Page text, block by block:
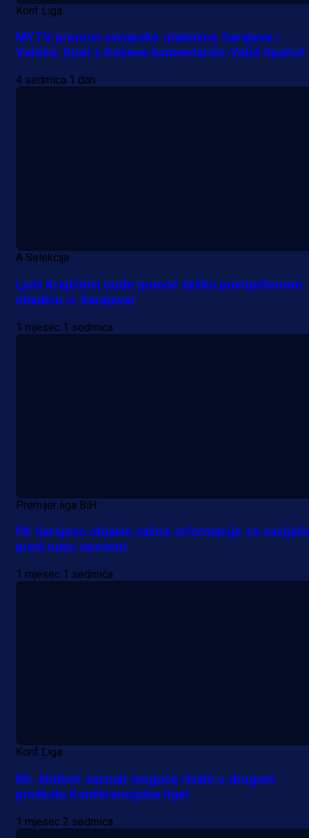
Konf Liga
MYTV prenosi evropske utakmice Sarajeva i
Veleža: Duel s Koševa komentariše Velid Spaho!
4 sedmica 1 dan
A Selekcija
Ljuti Krajišnici nude pomoć teško povrijeđenom
mladiću iz Sarajeva!
1 mjesec 1 sedmica
Premijer liga BiH
FK Sarajevo objavio važne informacije za
pred novu sezonu!
1 mjesec 1 sedmica
Konf Liga
Bh. klubovi saznali moguće rivale u drugom
pretkolu Konferencijske lige!
1 mjesec 2 sedmica